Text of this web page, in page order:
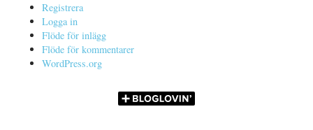
Registrera
Logga in
Flöde för inlägg
Flöde för kommentarer
WordPress.org